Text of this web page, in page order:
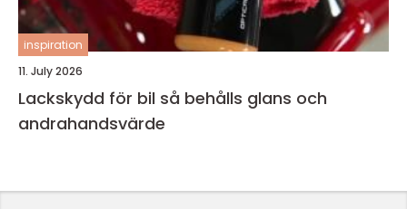
inspiration
11. July 2026
Lackskydd för bil så behålls glans och
andrahandsvärde